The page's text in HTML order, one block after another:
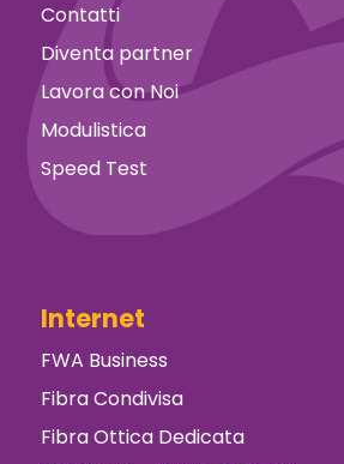
Contatti
Diventa partner
Lavora con Noi
Modulistica
Speed Test
Internet
FWA Business
Fibra Condivisa
Fibra Ottica Dedicata